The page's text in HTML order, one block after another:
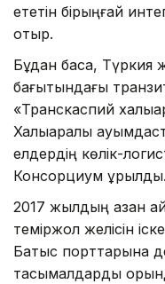
ететін бірыңғай
отыр.
Бұдан басқа, Түркия
бағытындағы
«Транскаспий
Халықаралық
елдердің көлік-
Консорциум құрылды.
2017 жылдың қазан
теміржол желісін
Батыс порттарына
тасымалдарды